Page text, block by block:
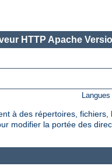
HTTP Apache
à des répertoires,
modifier la portée des